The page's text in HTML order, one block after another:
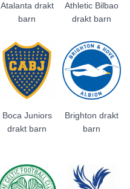
Atalanta drakt
barn
Athletic Bilbao
drakt barn
Boca Juniors
drakt barn
Brighton drakt
barn